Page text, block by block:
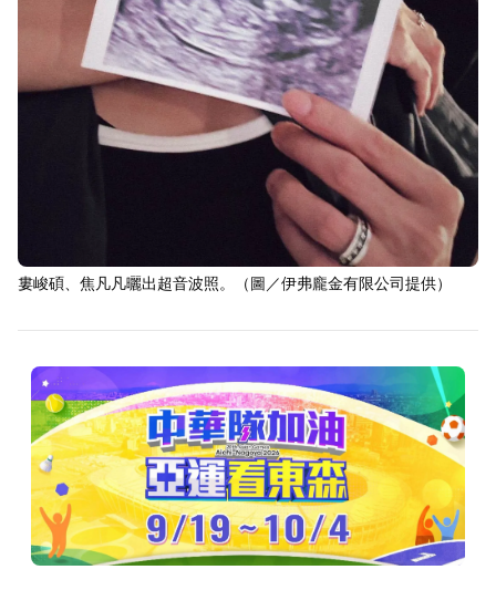
婁峻碩、焦凡凡曬出超音波照。（圖／伊弗龐金有限公司提供）